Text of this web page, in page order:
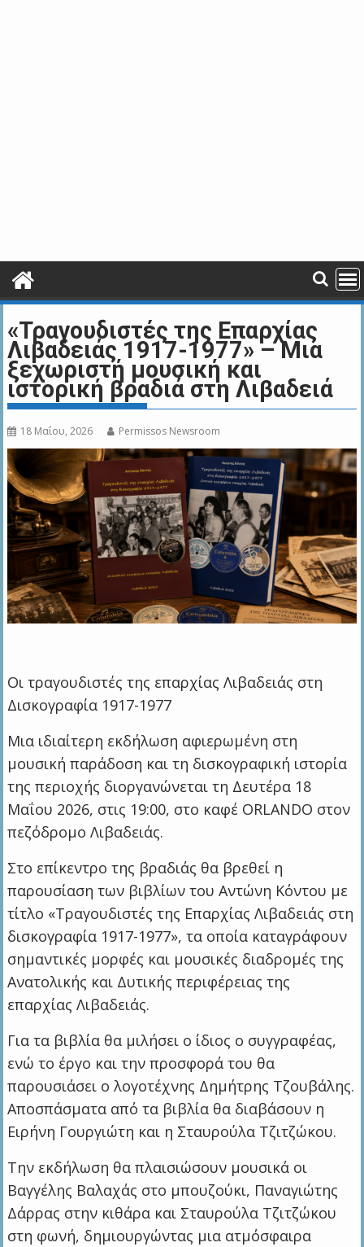
«Τραγουδιστές της Επαρχίας
Λιβαδειάς 1917-1977» – Μια
ξεχωριστή μουσική και
ιστορική βραδιά στη Λιβαδειά
18 Μαΐου, 2026 Permissos Newsroom
Οι τραγουδιστές της επαρχίας Λιβαδειάς στη
Δισκογραφία 1917-1977
Μια ιδιαίτερη εκδήλωση αφιερωμένη στη
μουσική παράδοση και τη δισκογραφική ιστορία
της περιοχής διοργανώνεται τη Δευτέρα 18
Μαΐου 2026, στις 19:00, στο καφέ ORLANDO στον
πεζόδρομο Λιβαδειάς.
Στο επίκεντρο της βραδιάς θα βρεθεί η
παρουσίαση των βιβλίων του Αντώνη Κόντου με
τίτλο «Τραγουδιστές της Επαρχίας Λιβαδειάς στη
δισκογραφία 1917-1977», τα οποία καταγράφουν
σημαντικές μορφές και μουσικές διαδρομές της
Ανατολικής και Δυτικής περιφέρειας της
επαρχίας Λιβαδειάς.
Για τα βιβλία θα μιλήσει ο ίδιος ο συγγραφέας,
ενώ το έργο και την προσφορά του θα
παρουσιάσει ο λογοτέχνης Δημήτρης Τζουβάλης.
Αποσπάσματα από τα βιβλία θα διαβάσουν η
Ειρήνη Γουργιώτη και η Σταυρούλα Τζιτζώκου.
Την εκδήλωση θα πλαισιώσουν μουσικά οι
Βαγγέλης Βαλαχάς στο μπουζούκι, Παναγιώτης
Δάρρας στην κιθάρα και Σταυρούλα Τζιτζώκου
στη φωνή, δημιουργώντας μια ατμόσφαιρα